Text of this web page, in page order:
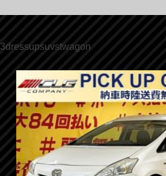
3dressupsuvstwagon